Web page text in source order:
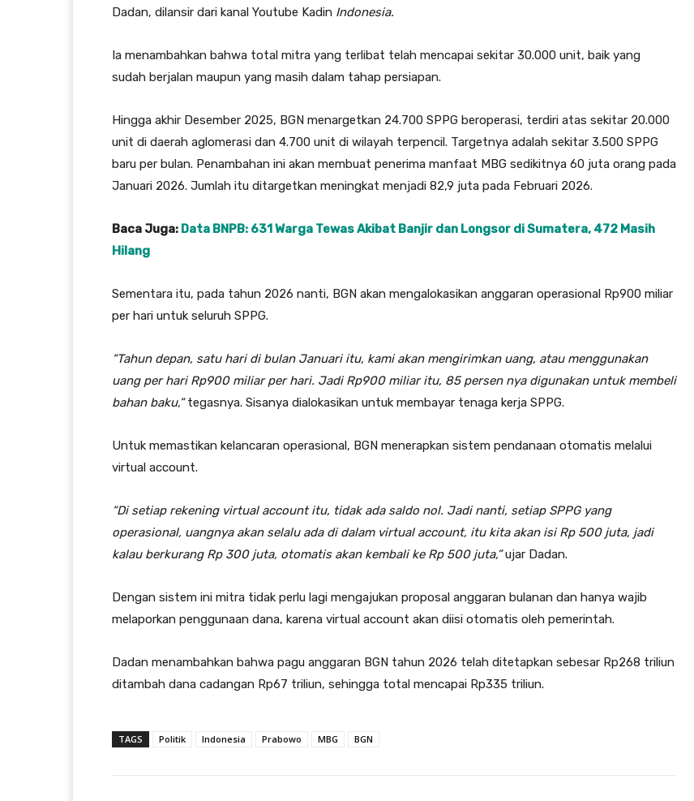
Dadan, dilansir dari kanal Youtube Kadin Indonesia.
Ia menambahkan bahwa total mitra yang terlibat telah mencapai sekitar 30.000 unit, baik yang
sudah berjalan maupun yang masih dalam tahap persiapan.
Hingga akhir Desember 2025, BGN menargetkan 24.700 SPPG beroperasi, terdiri atas sekitar 20.000
unit di daerah aglomerasi dan 4.700 unit di wilayah terpencil. Targetnya adalah sekitar 3.500 SPPG
baru per bulan. Penambahan ini akan membuat penerima manfaat MBG sedikitnya 60 juta orang pada
Januari 2026. Jumlah itu ditargetkan meningkat menjadi 82,9 juta pada Februari 2026.
Baca Juga: Data BNPB: 631 Warga Tewas Akibat Banjir dan Longsor di Sumatera, 472 Masih
Hilang
Sementara itu, pada tahun 2026 nanti, BGN akan mengalokasikan anggaran operasional Rp900 miliar
per hari untuk seluruh SPPG.
“Tahun depan, satu hari di bulan Januari itu, kami akan mengirimkan uang, atau menggunakan
uang per hari Rp900 miliar per hari. Jadi Rp900 miliar itu, 85 persen nya digunakan untuk membeli
bahan baku,”tegasnya. Sisanya dialokasikan untuk membayar tenaga kerja SPPG.
Untuk memastikan kelancaran operasional, BGN menerapkan sistem pendanaan otomatis melalui
virtual account.
“Di setiap rekening virtual account itu, tidak ada saldo nol. Jadi nanti, setiap SPPG yang
operasional, uangnya akan selalu ada di dalam virtual account, itu kita akan isi Rp 500 juta, jadi
kalau berkurang Rp 300 juta, otomatis akan kembali ke Rp 500 juta,”ujar Dadan.
Dengan sistem ini mitra tidak perlu lagi mengajukan proposal anggaran bulanan dan hanya wajib
melaporkan penggunaan dana, karena virtual account akan diisi otomatis oleh pemerintah.
Dadan menambahkan bahwa pagu anggaran BGN tahun 2026 telah ditetapkan sebesar Rp268 triliun
ditambah dana cadangan Rp67 triliun, sehingga total mencapai Rp335 triliun.
TAGS Politik Indonesia Prabowo MBG BGN